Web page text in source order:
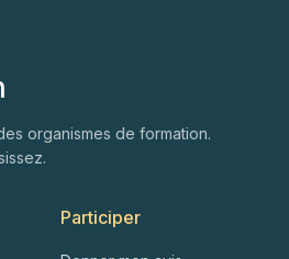
organismes de formation.
Participer